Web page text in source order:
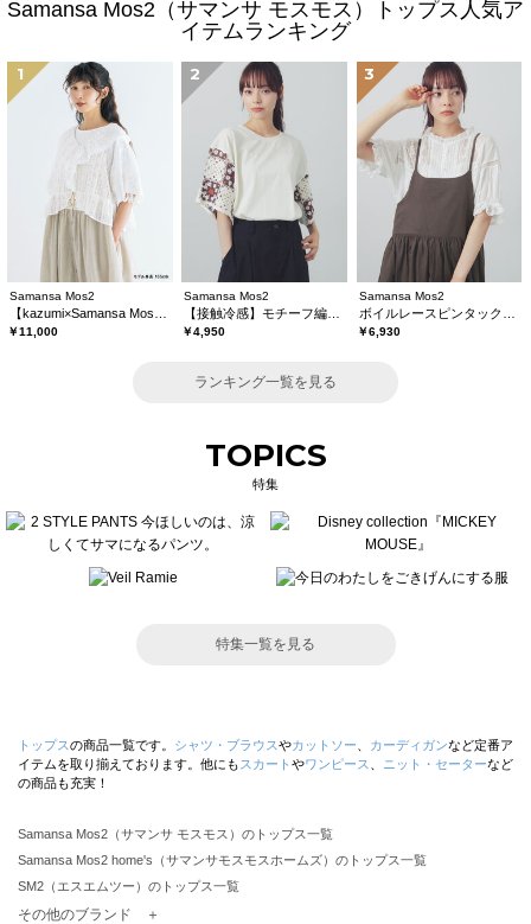
Samansa Mos2（サマンサ モスモス）トップス人気ア
イテムランキング
1
Samansa Mos2
￥11,000
2
Samansa Mos2
￥4,950
3
Samansa Mos2
￥6,930
ランキング一覧を見る
TOPICS
特集
特集一覧を見る
トップスの商品一覧です。 シャツ・ブラウスやカットソー カーディガンなど定番ア
イテムを取り揃えております。他にも スカート やワンピース ニット・セーターなど
の商品も充実！
Samansa Mos2（サマンサ モスモス）のトップス一覧
Samansa Mos2 home's（サマンサモスモスホームズ）のトップス一覧
SM2（エスエムツー）のトップス一覧
TSUHARU by Samansa Mos2（ツハルバイサマンサモスモス）のトップス一覧
その他のブランド ＋